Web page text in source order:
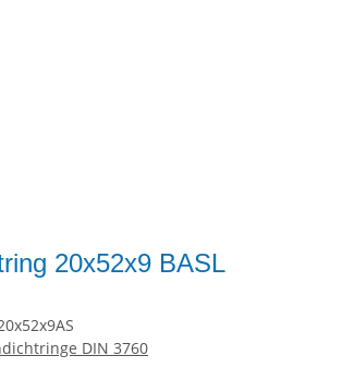
20x52x9 BASL
DIN 3760